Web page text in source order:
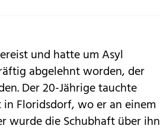
und hatte um Asyl
abgelehnt worden, der
Der 20-Jährige tauchte
Floridsdorf, wo er an einem
wurde die Schubhaft über ihn